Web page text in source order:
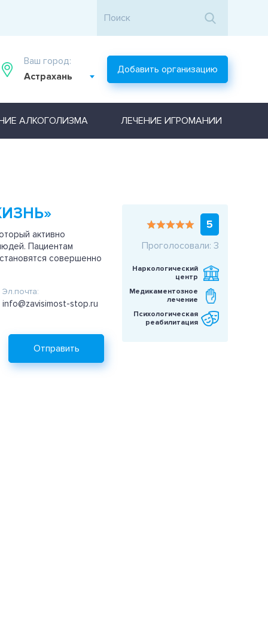
Ваш город:
Астрахань
Добавить организацию
АЛКОГОЛИЗМА ЛЕЧЕНИЕ ИГРОМАНИИ
активно
Пациентам
совершенно
Эл.почта:
info@zavisimost-stop.ru
Отправить
5
Проголосовали: 3
Наркологический
центр
Медикаментозное
лечение
Психологическая
реабилитация